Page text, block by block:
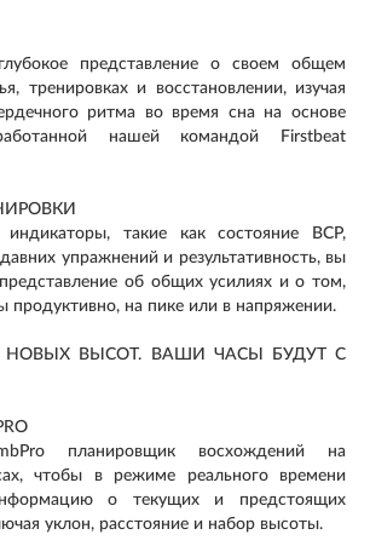
представление о своем общем
тренировках и восстановлении, изучая
ритма во время сна на основе
нашей командой Firstbeat
индикаторы, такие как состояние ВСР,
упражнений и результативность, вы
об общих усилиях и о том,
продуктивно, на пике или в напряжении.
НОВЫХ ВЫСОТ. ВАШИ ЧАСЫ БУДУТ С
планировщик восхождений на
чтобы в режиме реального времени
о текущих и предстоящих
уклон, расстояние и набор высоты.